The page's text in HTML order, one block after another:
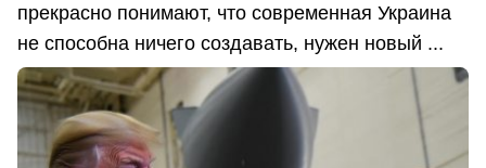
прекрасно понимают, что современная Украина
не способна ничего создавать, нужен новый ...